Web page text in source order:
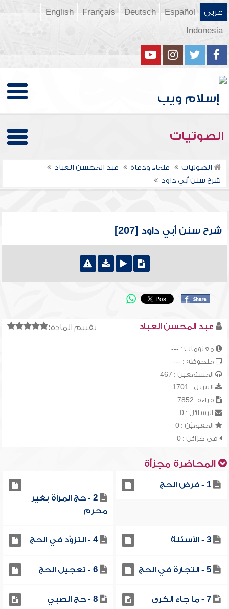
عربي Español
Deutsch
Français
English
Indonesia
الصوتيات
الصوتيات علماء ودعاة
عبد المحسن العباد
شرح سنن أبي داود
شرح سنن أبي داود [207]
تقييم المادة: عبد المحسن العباد
معلومات : ---
ملحوظة : ---
المستمعين : 467
التنزيل : 1701
قراءة: 7852
الرسائل : 0
المقيميّن : 0
في خزائن : 0
المحاضرة مجزأة
1 - فرض الحج
2 - حج المرأة بغير
محرم
3 - الأسئلة 4 - التزوّد في الحج
5 - التجارة في الحج 6 - تعجيل الحج
7 - ما جاء الكرى 8 - حج الصبي